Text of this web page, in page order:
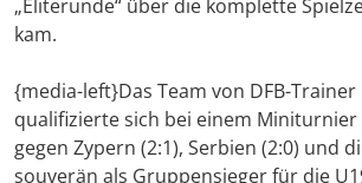
„Eliterunde“ über die komplette
kam.
{media-left}Das Team von DFB-
qualifizierte sich bei einem Miniturnier
gegen Zypern (2:1), Serbien (2:0) und
souverän als Gruppensieger für die